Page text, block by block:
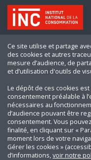
Ce site utilise et partage
des cookies et autres
mesure d’audience, de
et d’utilisation d'outils de
Le dépôt de ces cookies
consentement préalable à
nécessaires au
d’audience pouvant être
consentement. Vous
finalité, en cliquant sur «
moment lors de votre
Gérer les cookies »
d’informations,voir notre